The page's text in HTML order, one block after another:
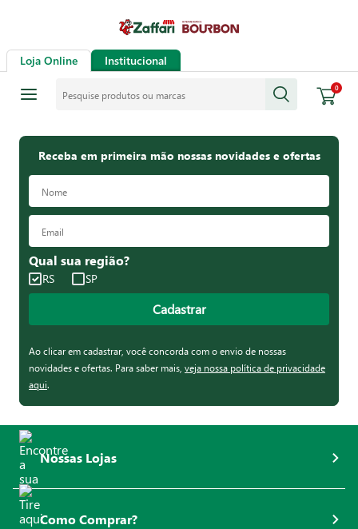
Loja Online Institucional
0
Receba em primeira mão nossas novidades e ofertas
Qual sua região?
RS SP
Cadastrar
Ao clicar em cadastrar, você concorda com o envio de nossas
novidades e ofertas. Para saber mais, veja nossa política de privacidade
aqui.
Nossas Lojas
Como Comprar?